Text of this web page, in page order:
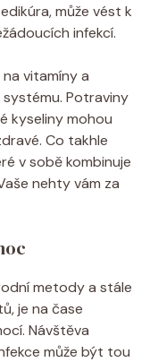
může vést k
infekcí.
vitamíny a
systému. Potraviny
kyseliny mohou
Co takhle
v sobě kombinuje
nehty vám za
metody a stále
je na čase
Návštěva
může být tou